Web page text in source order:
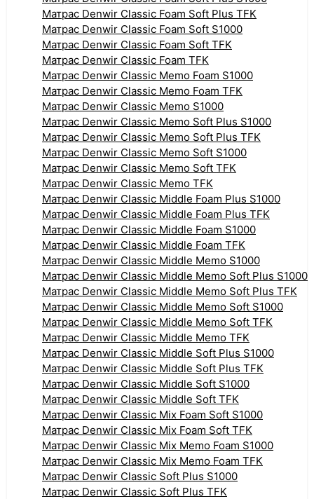
Матрас Denwir Classic Foam Soft Plus TFK
Матрас Denwir Classic Foam Soft S1000
Матрас Denwir Classic Foam Soft TFK
Матрас Denwir Classic Foam TFK
Матрас Denwir Classic Memo Foam S1000
Матрас Denwir Classic Memo Foam TFK
Матрас Denwir Classic Memo S1000
Матрас Denwir Classic Memo Soft Plus S1000
Матрас Denwir Classic Memo Soft Plus TFK
Матрас Denwir Classic Memo Soft S1000
Матрас Denwir Classic Memo Soft TFK
Матрас Denwir Classic Memo TFK
Матрас Denwir Classic Middle Foam Plus S1000
Матрас Denwir Classic Middle Foam Plus TFK
Матрас Denwir Classic Middle Foam S1000
Матрас Denwir Classic Middle Foam TFK
Матрас Denwir Classic Middle Memo S1000
Матрас Denwir Classic Middle Memo Soft Plus S1000
Матрас Denwir Classic Middle Memo Soft Plus TFK
Матрас Denwir Classic Middle Memo Soft S1000
Матрас Denwir Classic Middle Memo Soft TFK
Матрас Denwir Classic Middle Memo TFK
Матрас Denwir Classic Middle Soft Plus S1000
Матрас Denwir Classic Middle Soft Plus TFK
Матрас Denwir Classic Middle Soft S1000
Матрас Denwir Classic Middle Soft TFK
Матрас Denwir Classic Mix Foam Soft S1000
Матрас Denwir Classic Mix Foam Soft TFK
Матрас Denwir Classic Mix Memo Foam S1000
Матрас Denwir Classic Mix Memo Foam TFK
Матрас Denwir Classic Soft Plus S1000
Матрас Denwir Classic Soft Plus TFK